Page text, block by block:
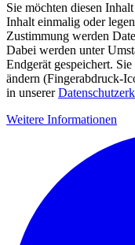
Sie möchten diesen
Inhalt einmalig oder
Zustimmung werden
Dabei werden unter
Endgerät gespeichert.
ändern (Fingerabdruck-
in unserer
Weitere Informationen